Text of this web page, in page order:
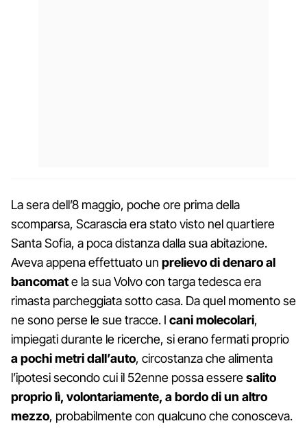
La sera dell’8 maggio, poche ore prima della
scomparsa, Scarascia era stato visto nel quartiere
Santa Sofia, a poca distanza dalla sua abitazione.
Aveva appena effettuato un prelievo di denaro al
bancomate la sua Volvo con targa tedesca era
rimasta parcheggiata sotto casa. Da quel momento se
ne sono perse le sue tracce. I cani molecolari,
impiegati durante le ricerche, si erano fermati proprio
a pochi metri dall’auto, circostanza che alimenta
l’ipotesi secondo cui il 52enne possa esseresalito
proprio lì, volontariamente, a bordo di un altro
mezzo, probabilmente con qualcuno che conosceva.